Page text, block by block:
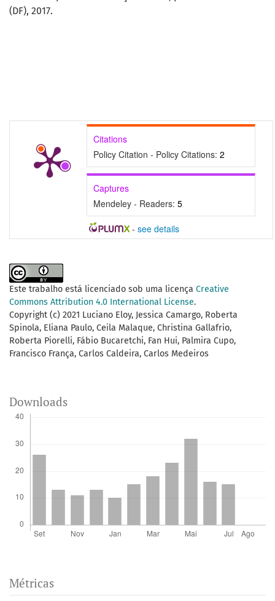
Citations
Policy Citation - Policy Citations: 2
Captures
Mendeley - Readers: 5
- see details
(DF), 2017.
Este trabalho está licenciado sob uma licença Creative
Commons Attribution 4.0 International License.
Copyright (c) 2021 Luciano Eloy, Jessica Camargo, Roberta
Spinola, Eliana Paulo, Ceila Malaque, Christina Gallafrio,
Roberta Piorelli, Fábio Bucaretchi, Fan Hui, Palmira Cupo,
Francisco França, Carlos Caldeira, Carlos Medeiros
Downloads
Métricas